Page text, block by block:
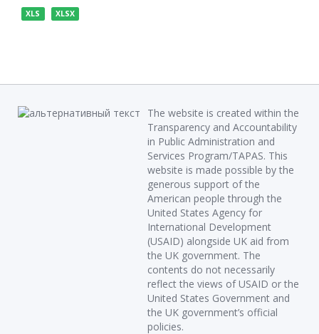
XLS XLSX
The website is created within the
Transparency and Accountability
in Public Administration and
Services Program/TAPAS. This
website is made possible by the
generous support of the
American people through the
United States Agency for
International Development
(USAID) alongside UK aid from
the UK government. The
contents do not necessarily
reflect the views of USAID or the
United States Government and
the UK government’s official
policies.